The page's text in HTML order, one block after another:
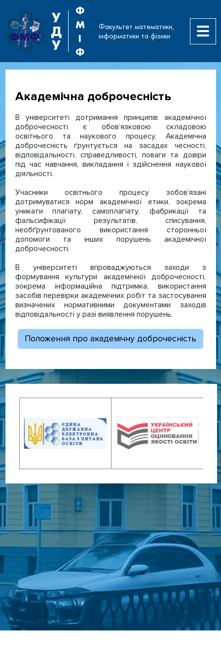
У
Д
У
Ф
М
І
Ф
Факультет математики,
інформатики та фізики
Академічна доброчесність
В університеті дотримання принципів академічної
доброчесності є обов’язковою складовою
освітнього та наукового процесу. Академічна
доброчесність ґрунтується на засадах чесності,
відповідальності, справедливості, поваги та довіри
під час навчання, викладання і здійснення наукової
діяльності.
Учасники освітнього процесу зобов’язані
дотримуватися норм академічної етики, зокрема
уникати плагіату, самоплагіату, фабрикації та
фальсифікації результатів, списування,
необґрунтованого використання сторонньої
допомоги та інших порушень академічної
доброчесності.
В університеті впроваджуються заходи з
формування культури академічної доброчесності,
зокрема інформаційна підтримка, використання
засобів перевірки академічних робіт та застосування
визначених нормативними документами заходів
відповідальності у разі виявлення порушень.
Положення про академічну доброчесність